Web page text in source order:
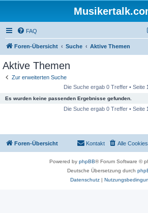
FAQ
Foren-Übersicht Suche Aktive Themen
Aktive Themen
Zur erweiterten Suche
Die Suche ergab 0 Treffer • Seite
Es wurden keine passenden Ergebnisse gefunden.
Die Suche ergab 0 Treffer • Seite
Foren-Übersicht Alle
Kontakt
Powered by phpBB® Forum Software ©
Deutsche Übersetzung durch
Datenschutz|